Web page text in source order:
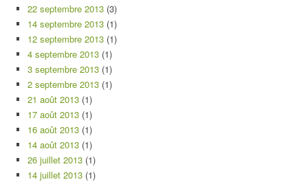
22 septembre 2013 (3)
14 septembre 2013 (1)
12 septembre 2013 (1)
4 septembre 2013 (1)
3 septembre 2013 (1)
2 septembre 2013 (1)
21 août 2013 (1)
17 août 2013 (1)
16 août 2013 (1)
14 août 2013 (1)
26 juillet 2013 (1)
14 juillet 2013 (1)